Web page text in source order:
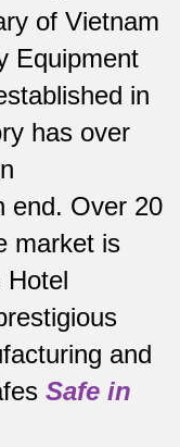
of Vietnam
Equipment
in
has over
end. Over 20
market is
Hotel
and
Safe in